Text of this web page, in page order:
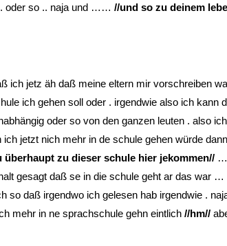
. oder so .. naja und …… //und so zu deinem
ich jetz äh daß meine eltern mir vorschreiben
ich gehen soll oder . irgendwie also ich kann
oder so von den ganzen leuten . also
jetzt nich mehr in de schule gehen würde
überhaupt zu dieser schule hier jekommen//
gesagt daß se in die schule geht ar das war
so daß irgendwo ich gelesen hab irgendwie .
mehr in ne sprachschule gehn eintlich //hm//